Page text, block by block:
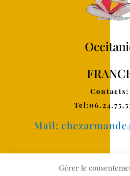
Gérer le
Contacts:
Mail: